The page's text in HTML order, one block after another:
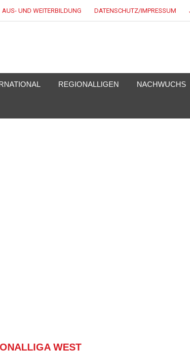
AUS- UND WEITERBILDUNG DATENSCHUTZ/IMPRESSUM
REGIONALLIGEN NACHWUCHS
WEST